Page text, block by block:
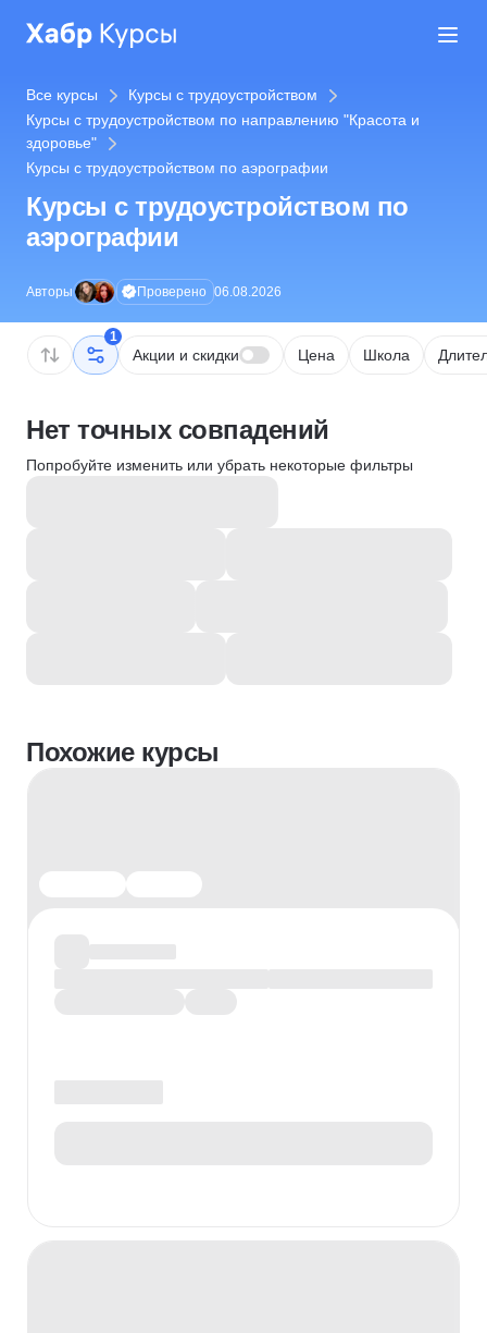
Все курсы
Курсы с трудоустройством
Курсы с трудоустройством по направлению "Красота и
здоровье"
Курсы с трудоустройством по аэрографии
Курсы с трудоустройством по
аэрографии
Авторы Проверено 06.08.2026
1
Акции и скидки Цена Школа
Нет точных совпадений
Попробуйте изменить или убрать некоторые фильтры
Похожие курсы